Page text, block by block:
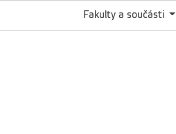
Fakulty a součásti